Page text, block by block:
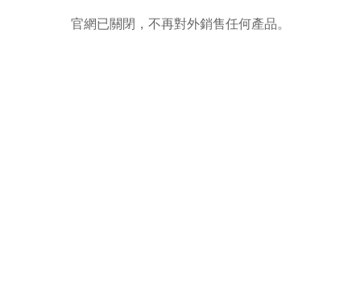
官網已關閉，不再對外銷售任何產品。